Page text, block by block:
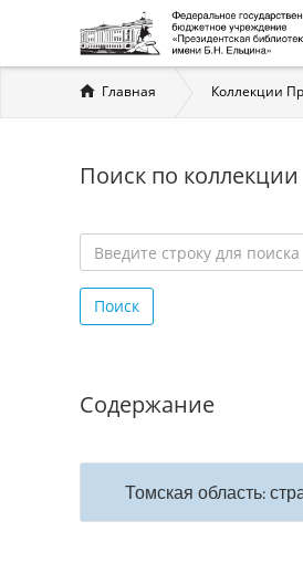
Вы
здесь
Главная Коллекции
Поиск по коллекции
строку
для
Поиск
Содержание
Томская область: